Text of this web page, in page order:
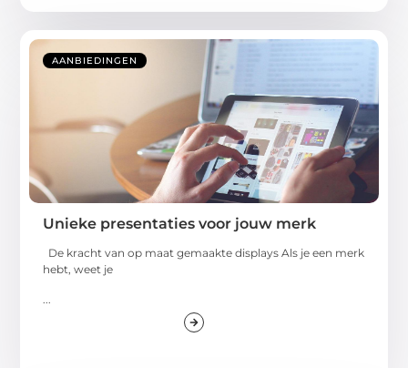
AANBIEDINGEN
Unieke presentaties voor jouw merk
De kracht van op maat gemaakte displays Als je een merk
hebt, weet je